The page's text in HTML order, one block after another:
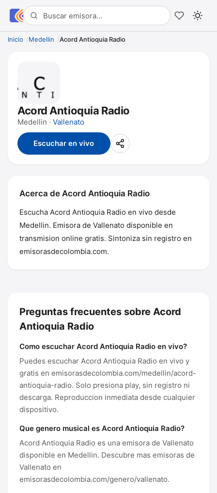
Inicio Medellin Acord Antioquia Radio
Acord Antioquia Radio
Medellin · Vallenato
Escuchar en vivo
Acerca de Acord Antioquia Radio
Escucha Acord Antioquia Radio en vivo desde
Medellin. Emisora de Vallenato disponible en
transmision online gratis. Sintoniza sin registro en
emisorasdecolombia.com.
Preguntas frecuentes sobre Acord
Antioquia Radio
Como escuchar Acord Antioquia Radio en vivo?
Puedes escuchar Acord Antioquia Radio en vivo y
gratis en emisorasdecolombia.com/medellin/acord-
antioquia-radio. Solo presiona play, sin registro ni
descarga. Reproduccion inmediata desde cualquier
dispositivo.
Que genero musical es Acord Antioquia Radio?
Acord Antioquia Radio es una emisora de Vallenato
disponible en Medellin. Descubre mas emisoras de
Vallenato en
emisorasdecolombia.com/genero/vallenato.